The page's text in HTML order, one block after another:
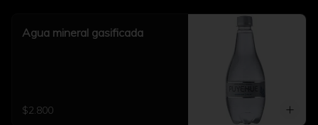
Agua mineral gasificada
$2.800